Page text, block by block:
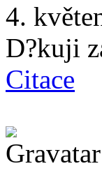
4.
D?kuji
Citace